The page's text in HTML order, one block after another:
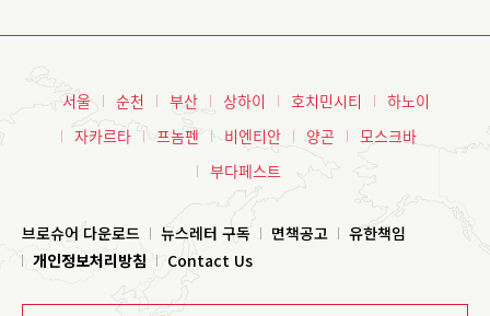
서울 순천 부산 상하이 호치민시티
하노이
자카르타
프놈펜 비엔티안 양곤
모스크바
부다페스트
브로슈어 다운로드 뉴스레터 구독 면책공고
유한책임
개인정보처리방침
Contact Us